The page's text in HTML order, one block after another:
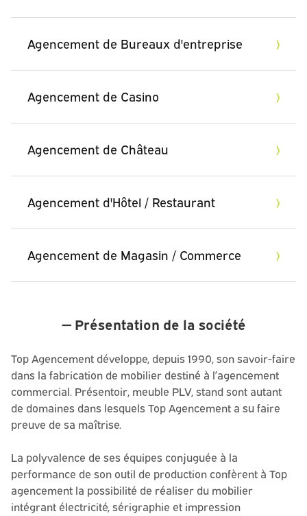
Agencement de Bureaux d'entreprise
Agencement de Casino
Agencement de Château
Agencement d'Hôtel / Restaurant
Agencement de Magasin / Commerce
Présentation de la société
Top Agencement développe, depuis 1990, son savoir-faire
dans la fabrication de mobilier destiné à l’agencement
commercial. Présentoir, meuble PLV, stand sont autant
de domaines dans lesquels Top Agencement a su faire
preuve de sa maîtrise.
La polyvalence de ses équipes conjuguée à la
performance de son outil de production confèrent à Top
agencement la possibilité de réaliser du mobilier
intégrant électricité, sérigraphie et impression